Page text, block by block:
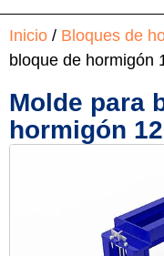
Inicio / Bloques de
bloque de hormigón
Molde para
hormigón